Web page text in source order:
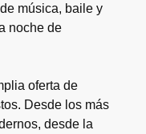
música, baile y
noche de
oferta de
Desde los más
desde la